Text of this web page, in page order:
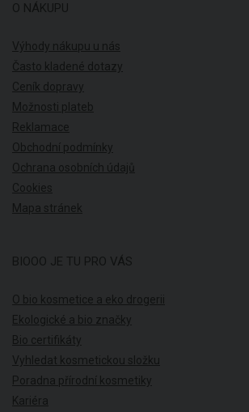
O NÁKUPU
Výhody nákupu u nás
Často kladené dotazy
Ceník dopravy
Možnosti plateb
Reklamace
Obchodní podmínky
Ochrana osobních údajů
Cookies
Mapa stránek
BIOOO JE TU PRO VÁS
O bio kosmetice a eko drogerii
Ekologické a bio značky
Bio certifikáty
Vyhledat kosmetickou složku
Poradna přírodní kosmetiky
Kariéra